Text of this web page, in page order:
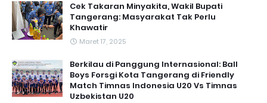
Cek Takaran Minyakita, Wakil Bupati
Tangerang: Masyarakat Tak Perlu
Khawatir
Maret 17, 2025
Berkilau di Panggung Internasional: Ball
Boys Forsgi Kota Tangerang di Friendly
Match Timnas Indonesia U20 Vs Timnas
Uzbekistan U20